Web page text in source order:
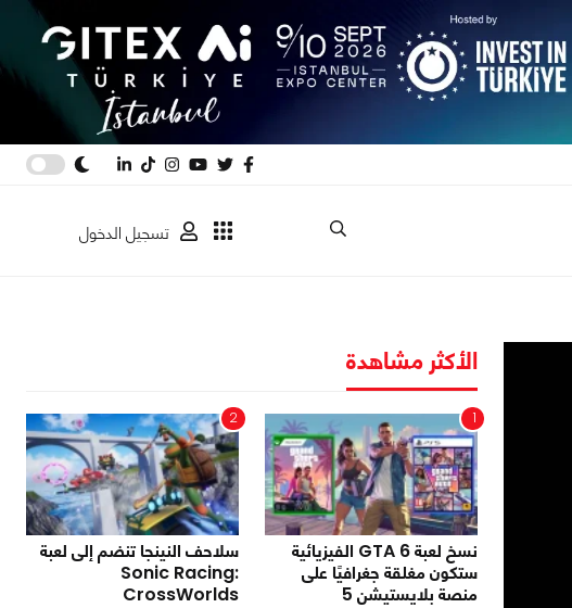
تسجيل الدخول
الأكثر مشاهدة
1
نسخ لعبة GTA 6 الفيزيائية
ستكون مغلقة جغرافيًا على
منصة بلايستيشن 5
2
سلاحف النينجا تنضم إلى لعبة
Sonic Racing:
CrossWorlds